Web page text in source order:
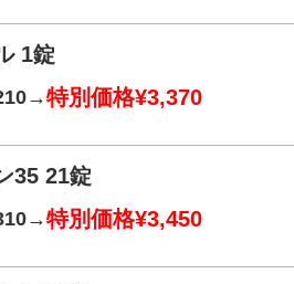
1錠
特別価格¥3,370
35 21錠
特別価格¥3,450